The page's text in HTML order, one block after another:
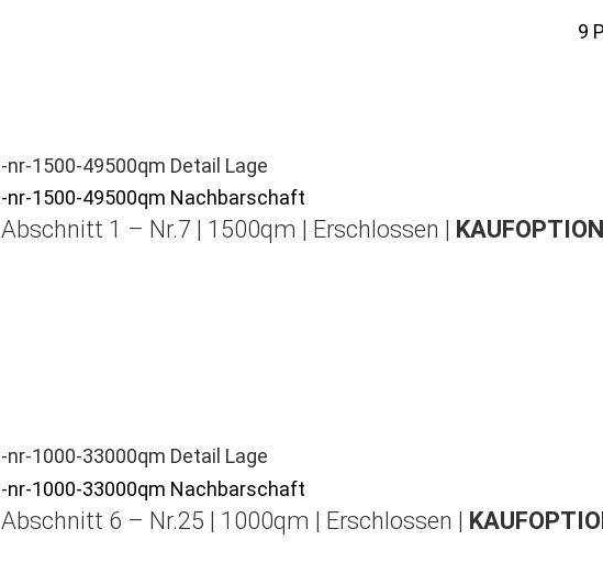
9
Abschnitt 1 – Nr.7 | 1500qm | Erschlossen |
Abschnitt 6 – Nr.25 | 1000qm | Erschlossen |